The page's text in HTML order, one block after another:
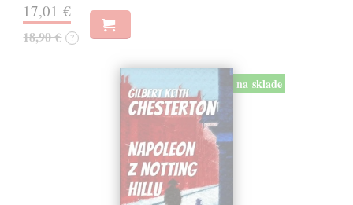
17,01 €
18,90 € ?
na sklade